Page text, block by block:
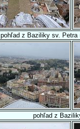
pohľad z Baziliky sv. Petra
pohľad z